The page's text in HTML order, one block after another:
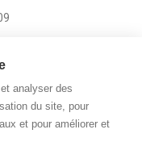
ce ne sont pas
ultra sexy …
analyser des
du site, pour
et pour améliorer et